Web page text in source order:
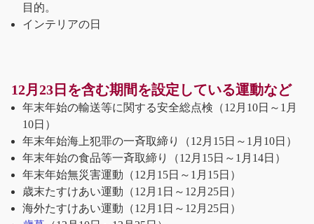
目的。
インテリアの日
12月23日を含む期間を設定している運動など
年末年始の輸送等に関する安全総点検（12月10日～1月
10日）
年末年始海上犯罪の一斉取締り（12月15日～1月10日）
年末年始の食品等一斉取締り（12月15日～1月14日）
年末年始無災害運動（12月15日～1月15日）
歳末たすけあい運動（12月1日～12月25日）
海外たすけあい運動（12月1日～12月25日）